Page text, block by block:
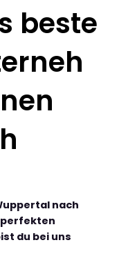
beste
nach
perfekten
du bei uns